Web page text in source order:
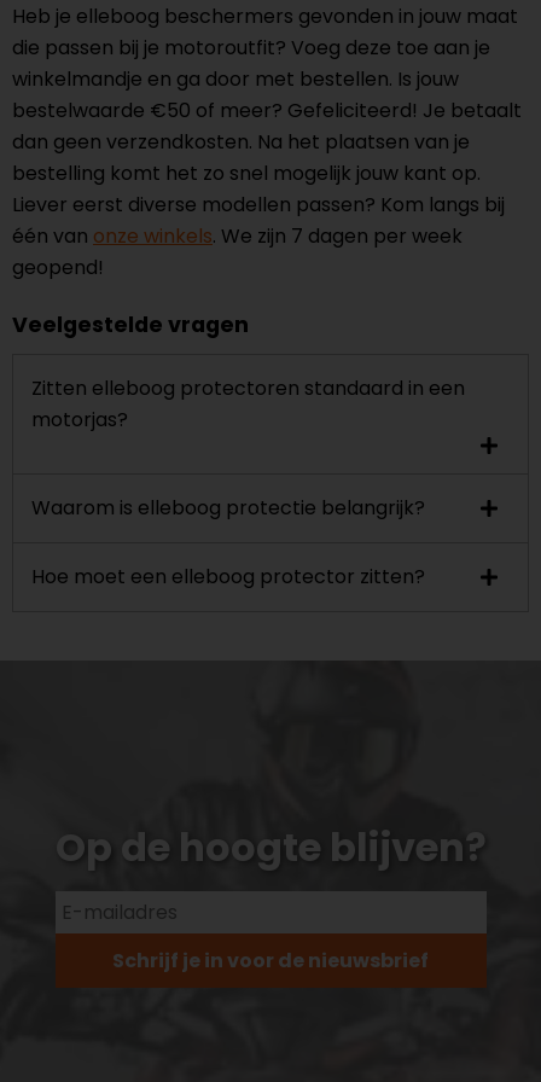
Heb je elleboog beschermers gevonden in jouw maat
die passen bij je motoroutfit? Voeg deze toe aan je
winkelmandje en ga door met bestellen. Is jouw
bestelwaarde €50 of meer? Gefeliciteerd! Je betaalt
dan geen verzendkosten. Na het plaatsen van je
bestelling komt het zo snel mogelijk jouw kant op.
Liever eerst diverse modellen passen? Kom langs bij
één van onze winkels. We zijn 7 dagen per week
geopend!
Veelgestelde vragen
Zitten elleboog protectoren standaard in een
motorjas?
Waarom is elleboog protectie belangrijk?
Hoe moet een elleboog protector zitten?
Op de hoogte blijven?
Schrijf je in voor de nieuwsbrief